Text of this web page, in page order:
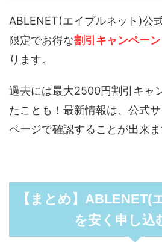
ABLENET(エイブルネット)公
限定でお得な割引キャンペーン
ります。
過去には最大2500円割引キャ
たことも！最新情報は、公式
ページで確認することが出来ま
【まとめ】ABLENET(
を安く申し込